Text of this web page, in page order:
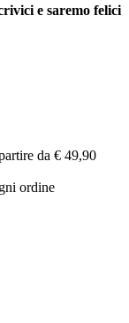
e saremo felici
da € 49,90
ordine